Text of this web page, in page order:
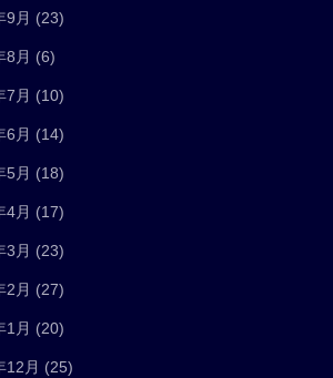
9月 (23)
8月 (6)
7月 (10)
6月 (14)
5月 (18)
4月 (17)
3月 (23)
2月 (27)
1月 (20)
12月 (25)